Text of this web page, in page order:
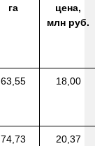
га
цена,
млн руб.
63,55 18,00
74,73 20,37